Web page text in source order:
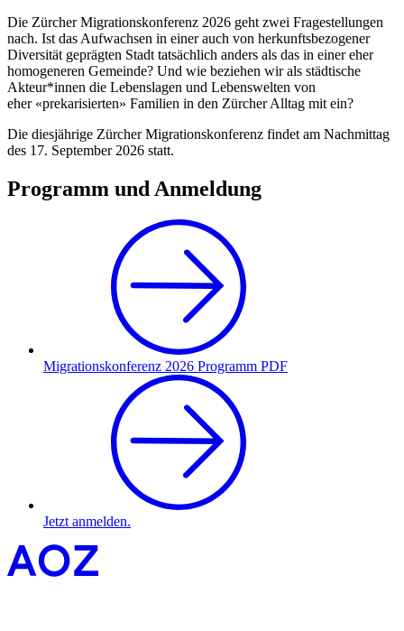
Die Zürcher Migrationskonferenz 2026 geht zwei Fragestellungen
nach. Ist das Aufwachsen in einer auch von herkunftsbezogener
Diversität geprägten Stadt tatsächlich anders als das in einer eher
homogeneren Gemeinde? Und wie beziehen wir als städtische
Akteur*innen die Lebenslagen und Lebenswelten von
eher «prekarisierten» Familien in den Zürcher Alltag mit ein?
Die diesjährige Zürcher Migrationskonferenz findet am Nachmittag
des 17. September 2026 statt.
Programm und Anmeldung
Migrationskonferenz 2026 Programm PDF
Jetzt anmelden.